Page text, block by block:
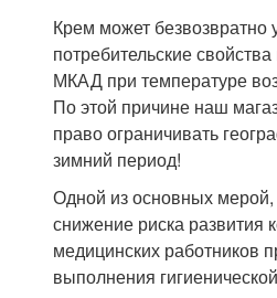
Крем может безвозвратно
потребительские
МКАД при температуре
По этой причине наш
право ограничивать
зимний период!
Одной из основных
снижение риска развития
медицинских работников
выполнения